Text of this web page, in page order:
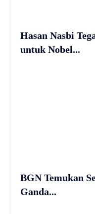
Hasan Nasbi
untuk Nobel...
BGN Temukan
Ganda...